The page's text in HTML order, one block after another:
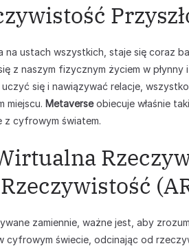
na ustach wszystkich, staje się coraz
z naszym fizycznym życiem w
się i nawiązywać relacje,
miejscu. Metaverseobiecuje właśnie
z cyfrowym światem.
zamiennie, ważne jest, aby
cyfrowym świecie, odcinając od